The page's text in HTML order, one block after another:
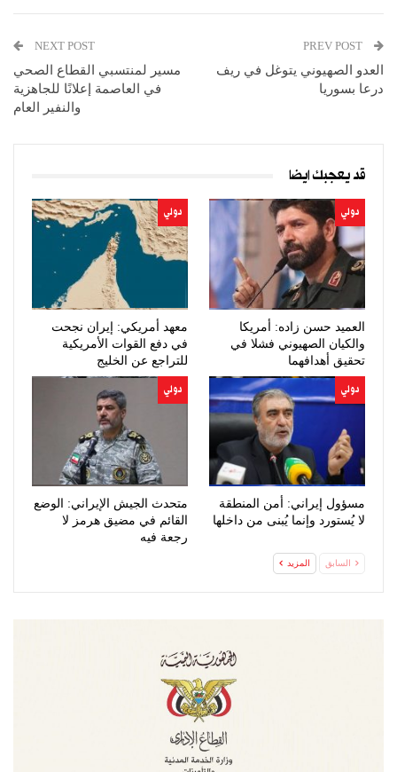
العدو الصهيوني يتوغل في ريف
درعا بسوريا
NEXT POST
مسير لمنتسبي القطاع الصحي
في العاصمة إعلانًا للجاهزية
والنفير العام
قد يعجبك ايضا
دولي
العميد حسن زاده: أمريكا
والكيان الصهيوني فشلا في
تحقيق أهدافهما
دولي
معهد أمريكي: إيران نجحت
في دفع القوات الأمريكية
للتراجع عن الخليج
دولي
مسؤول إيراني: أمن المنطقة
لا يُستورد وإنما يُبنى من داخلها
دولي
متحدث الجيش الإيراني: الوضع
القائم في مضيق هرمز لا
رجعة فيه
السابق المزيد